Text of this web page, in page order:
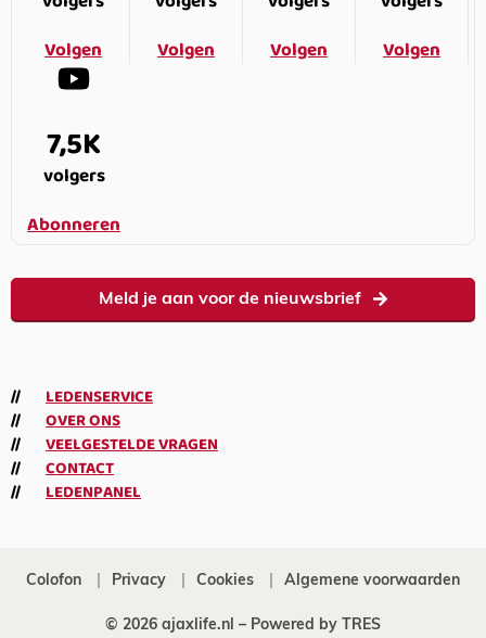
Volgen
Volgen
Volgen
Volgen
7,5K
volgers
Abonneren
Meld je aan voor de nieuwsbrief
LEDENSERVICE
OVER ONS
VEELGESTELDE VRAGEN
CONTACT
LEDENPANEL
Colofon Privacy Cookies Algemene voorwaarden
© 2026 ajaxlife.nl – Powered by TRES